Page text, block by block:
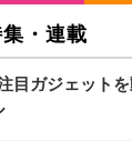
・連載
目ガジェット